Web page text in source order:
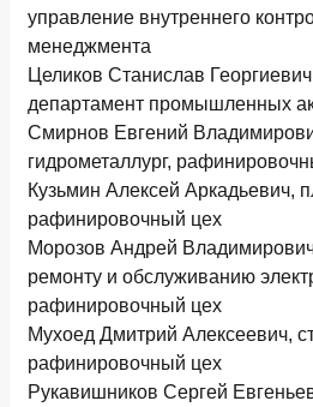
управление внутреннего
менеджмента
Целиков Станислав
департамент промышленных
Смирнов Евгений
гидрометаллург,
Кузьмин Алексей Аркадьевич,
рафинировочный цех
Морозов Андрей
ремонту и обслуживанию
рафинировочный цех
Мухоед Дмитрий Алексеевич,
рафинировочный цех
Рукавишников Сергей